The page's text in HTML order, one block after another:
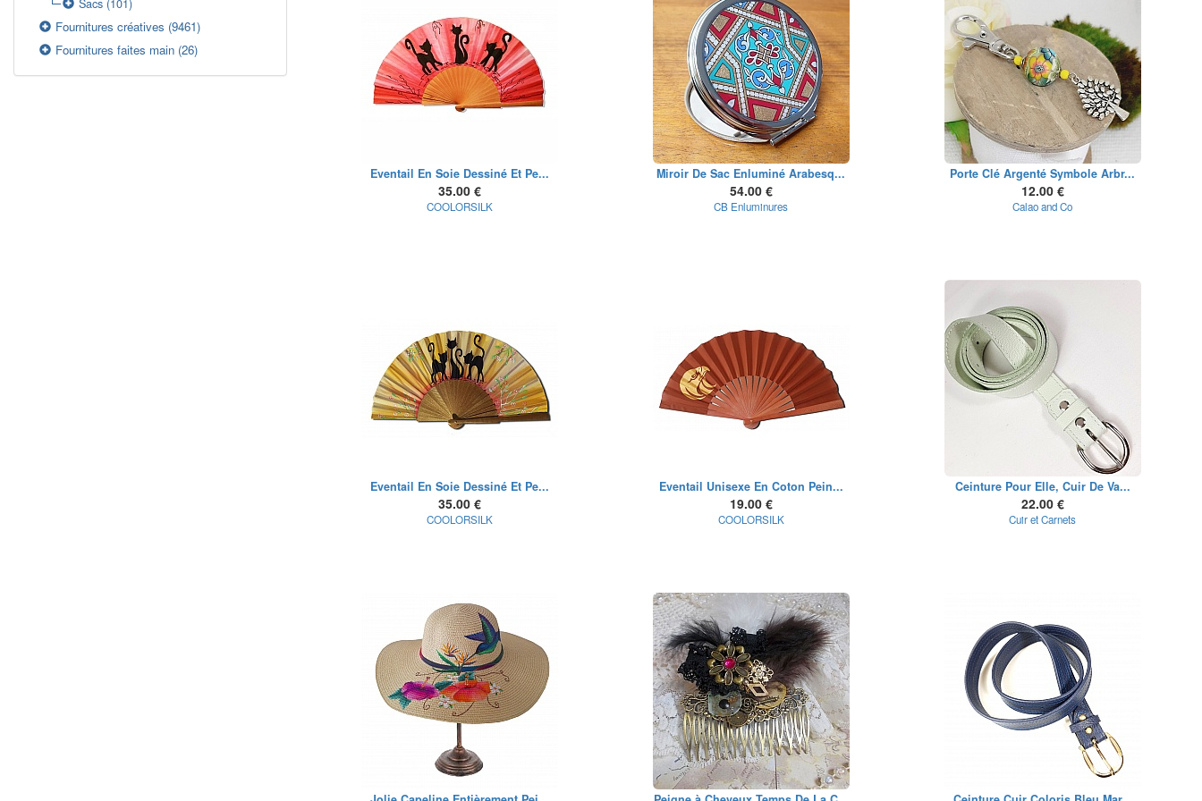
Sacs (101)
Fournitures créatives (9461)
Fournitures faites main (26)
Eventail En Soie Dessiné Et Pe...
35.00 €
COOLORSILK
Miroir De Sac Enluminé Arabesq...
54.00 €
CB Enluminures
Porte Clé Argenté Symbole Arbr...
12.00 €
Calao and Co
Eventail En Soie Dessiné Et Pe...
35.00 €
COOLORSILK
Eventail Unisexe En Coton Pein...
19.00 €
COOLORSILK
Ceinture Pour Elle, Cuir De Va...
22.00 €
Cuir et Carnets